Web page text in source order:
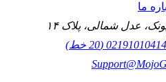
ما
عدل شمالی، پلاک ۱۴
02191010414 (20 خط)